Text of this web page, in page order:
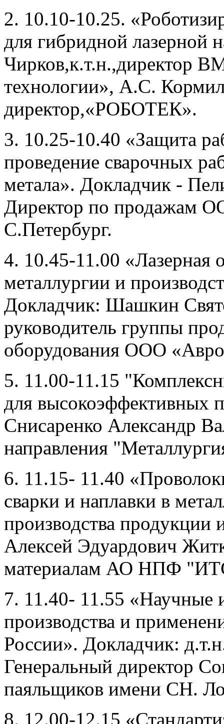
2. 10.10-10.25.
для гибридной
Чирков,к.т.н.,директор
технологии», А.С.
директор,«РОБОТЕК».
3. 10.25-10.40 «Защита
проведение сварочных
метала». Докладчик -
Директор по продажам
С.Петербург.
4. 10.45-11.00 «Лазерная
металлургии и
Докладчик: Шашкин
руководитель группы
оборудования ООО
5. 11.00-11.15
для высокоэффективных
Снисаренко Александр
направления
6. 11.15- 11.40
сварки и наплавки в
производства продукции
Алексей Эдуардович
материалам АО НПФ
7. 11.40- 11.55 «Научные
производства и
России». Докладчик:
Генеральный директор
паяльщиков имени СН.
8. 12.00-12.15